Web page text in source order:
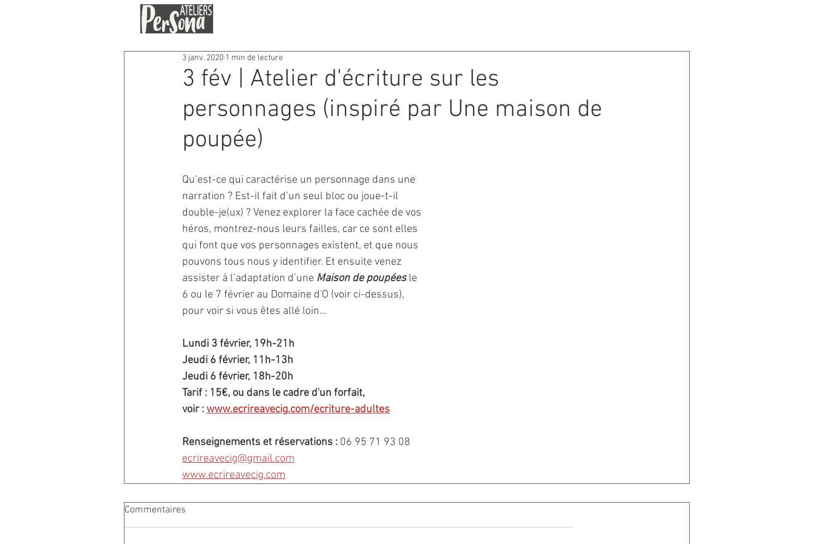
3 fév | Atelier d'écriture sur les
personnages (inspiré par Une maison de
poupée)
3 janv. 2020 1 min de lecture
Qu’est-ce qui caractérise un personnage dans une
narration ? Est-il fait d’un seul bloc ou joue-t-il
double-je(ux) ? Venez explorer la face cachée de vos
héros, montrez-nous leurs failles, car ce sont elles
qui font que vos personnages existent, et que nous
pouvons tous nous y identifier. Et ensuite venez
assister à l’adaptation d’une Maison de poupées le
6 ou le 7 février au Domaine d'O (voir ci-dessus),
pour voir si vous êtes allé loin...
Lundi 3 février, 19h-21h
Jeudi 6 février, 11h-13h
Jeudi 6 février, 18h-20h
Tarif : 15€, ou dans le cadre d'un forfait,
voir : www.ecrireavecig.com/ecriture-adultes
Renseignements et réservations : 06 95 71 93 08
ecrireavecig@gmail.com
www.ecrireavecig.com
Commentaires